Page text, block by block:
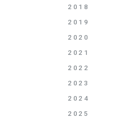
2018
2019
2020
2021
2022
2023
2024
2025